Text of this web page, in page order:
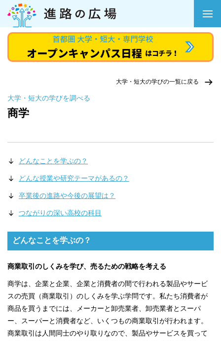
大学・短大の学びの一覧に戻る
大学・短大の学びを調べる
商学
どんなことを学ぶの？
どんな授業や研究テーマがあるの？
卒業後の進路や今後の展望は？
つながりの深い高校の科目
どんなことを学ぶの？
商業取引のしくみを学び、売るための戦略を考える
商学は、企業と企業、企業と消費者の間で行われる製品やサービ
スの売買（商業取引）のしくみを学ぶ学問です。私たち消費者が
商品を買うまでには、メーカーと卸売業者、卸売業者とスーパ
ー、スーパーと消費者など、いくつもの商業取引が行われます。
商業取引は人間同士のやり取りなので、製品やサービスを買って